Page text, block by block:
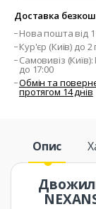
Доставка
Нова пошта від 1
Кур'єр (Київ) до 2
Самовивіз
до 17:00
Обмін та
протягом 14 днів
Опис